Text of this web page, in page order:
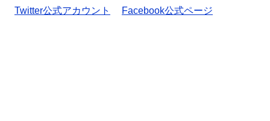
Twitter公式アカウント
Facebook公式ページ